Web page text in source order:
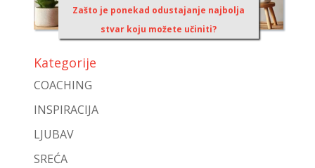
Zašto je ponekad odustajanje najbolja
stvar koju možete učiniti?
Kategorije
COACHING
INSPIRACIJA
LJUBAV
SREĆA